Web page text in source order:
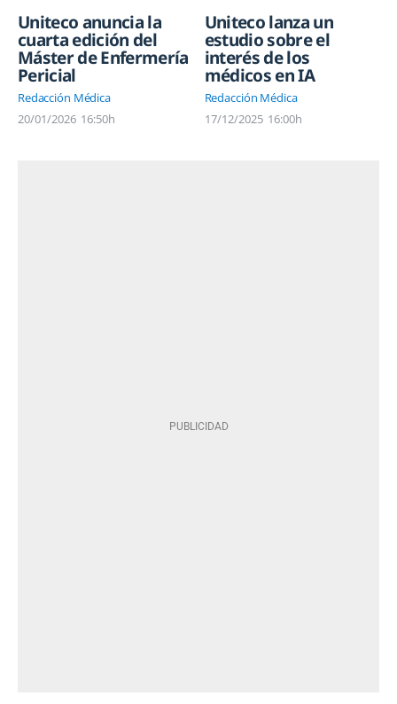
Uniteco anuncia la
cuarta edición del
Máster de Enfermería
Pericial
Redacción Médica
20/01/2026 16:50h
Uniteco lanza un
estudio sobre el
interés de los
médicos en IA
Redacción Médica
17/12/2025 16:00h